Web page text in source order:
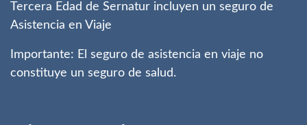
Tercera Edad de Sernatur incluyen un seguro de
Asistencia en Viaje
Importante: El seguro de asistencia en viaje no
constituye un seguro de salud.